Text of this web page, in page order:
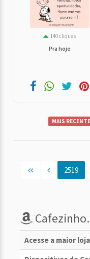
140 cliques
Pra hoje
MAIS
2519
Acesse a maior